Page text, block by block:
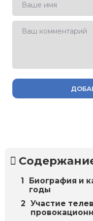
Биография и
годы
Участие